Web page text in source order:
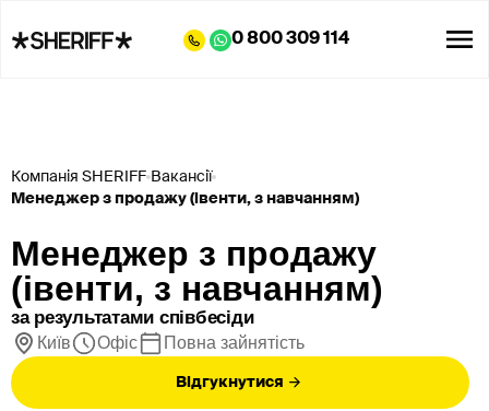
0 800 309 114
Компанія SHERIFF Вакансії
Менеджер з продажу (івенти, з навчанням)
Менеджер з продажу
(івенти, з навчанням)
за результатами співбесіди
Київ Офіс Повна зайнятість
Відгукнутися